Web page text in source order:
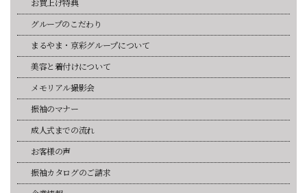
お買上げ特典
グループのこだわり
まるやま・京彩グループについて
美容と着付けについて
メモリアル撮影会
振袖のマナー
成人式までの流れ
お客様の声
振袖カタログのご請求